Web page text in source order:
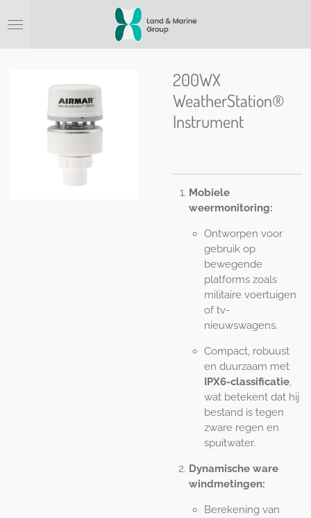
direct
200WX
WeatherStation®
Instrument
Mobiele
weermonitoring:
Ontworpen voor
gebruik op
bewegende
platforms zoals
militaire voertuigen
of tv-
nieuwswagens.
Compact, robuust
en duurzaam met
IPX6-classificatie,
wat betekent dat hij
bestand is tegen
zware regen en
spuitwater.
Dynamische ware
windmetingen:
Berekening van